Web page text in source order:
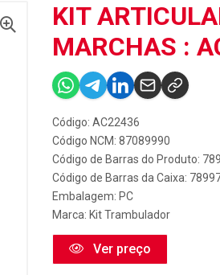
KIT
MARCHAS :
Código: AC22436
Código NCM: 87089990
Código de Barras do Produto:
Código de Barras da Caixa:
Embalagem: PC
Marca: Kit Trambulador
Ver preço